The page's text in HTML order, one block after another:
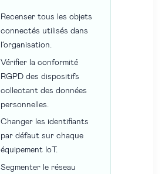
Recenser tous les objets
connectés utilisés dans
l’organisation.
Vérifier la conformité
RGPD des dispositifs
collectant des données
personnelles.
Changer les identifiants
par défaut sur chaque
équipement IoT.
Segmenter le réseau